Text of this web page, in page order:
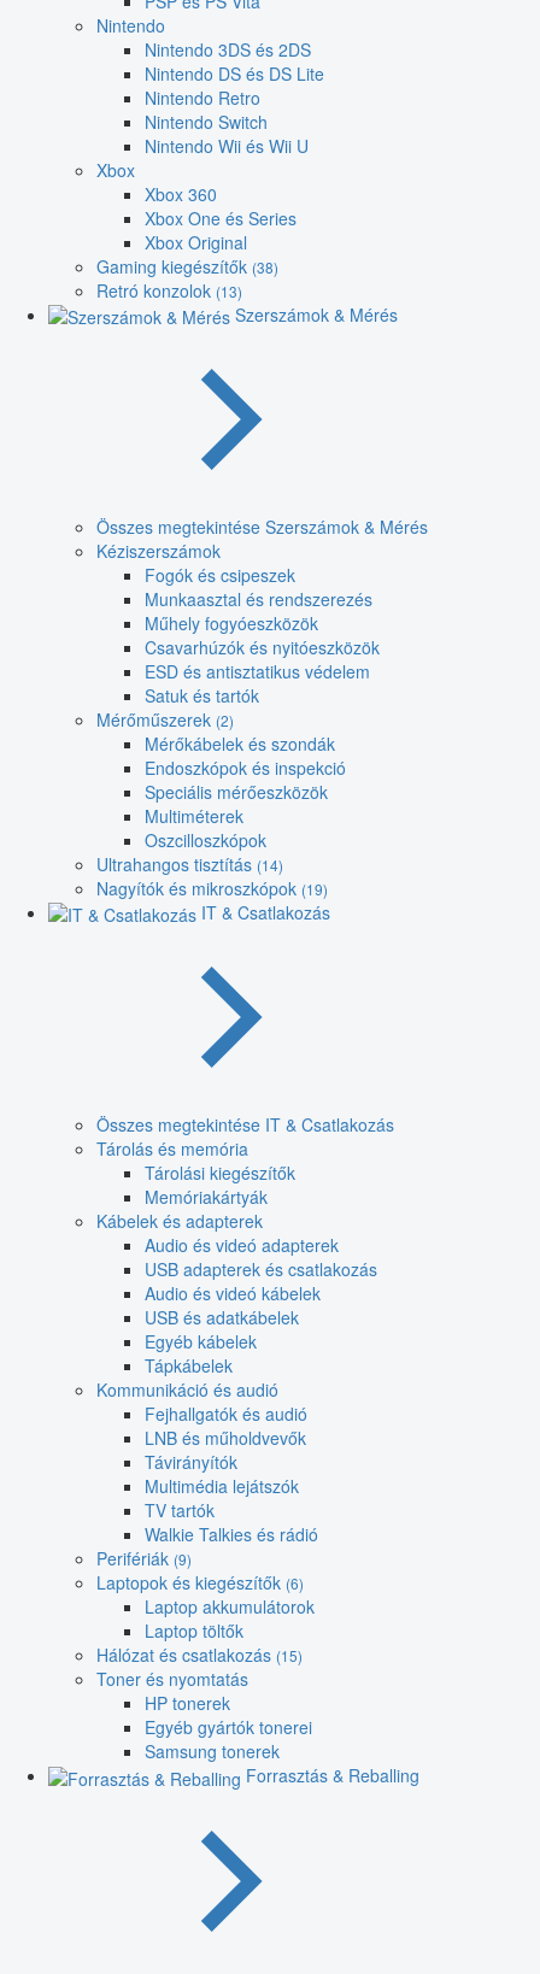
Nintendo
Nintendo 3DS és 2DS
Nintendo DS és DS Lite
Nintendo Retro
Nintendo Switch
Nintendo Wii és Wii U
Xbox
Xbox 360
Xbox One és Series
Xbox Original
Gaming kiegészítők (38)
Retró konzolok (13)
Szerszámok & Mérés
Összes megtekintése Szerszámok & Mérés
Kéziszerszámok
Fogók és csipeszek
Munkaasztal és rendszerezés
Műhely fogyóeszközök
Csavarhúzók és nyitóeszközök
ESD és antisztatikus védelem
Satuk és tartók
Mérőműszerek (2)
Mérőkábelek és szondák
Endoszkópok és inspekció
Speciális mérőeszközök
Multiméterek
Oszcilloszkópok
Ultrahangos tisztítás (14)
Nagyítók és mikroszkópok (19)
IT & Csatlakozás
Összes megtekintése IT & Csatlakozás
Tárolás és memória
Tárolási kiegészítők
Memóriakártyák
Kábelek és adapterek
Audio és videó adapterek
USB adapterek és csatlakozás
Audio és videó kábelek
USB és adatkábelek
Egyéb kábelek
Tápkábelek
Kommunikáció és audió
Fejhallgatók és audió
LNB és műholdvevők
Távirányítók
Multimédia lejátszók
TV tartók
Walkie Talkies és rádió
Perifériák (9)
Laptopok és kiegészítők (6)
Laptop akkumulátorok
Laptop töltők
Hálózat és csatlakozás (15)
Toner és nyomtatás
HP tonerek
Egyéb gyártók tonerei
Samsung tonerek
Forrasztás & Reballing